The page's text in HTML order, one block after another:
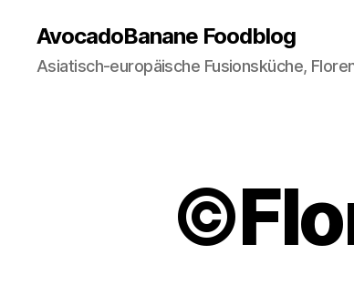
AvocadoBanane Foodblog
Asiatisch-europäische Fusionsküche,